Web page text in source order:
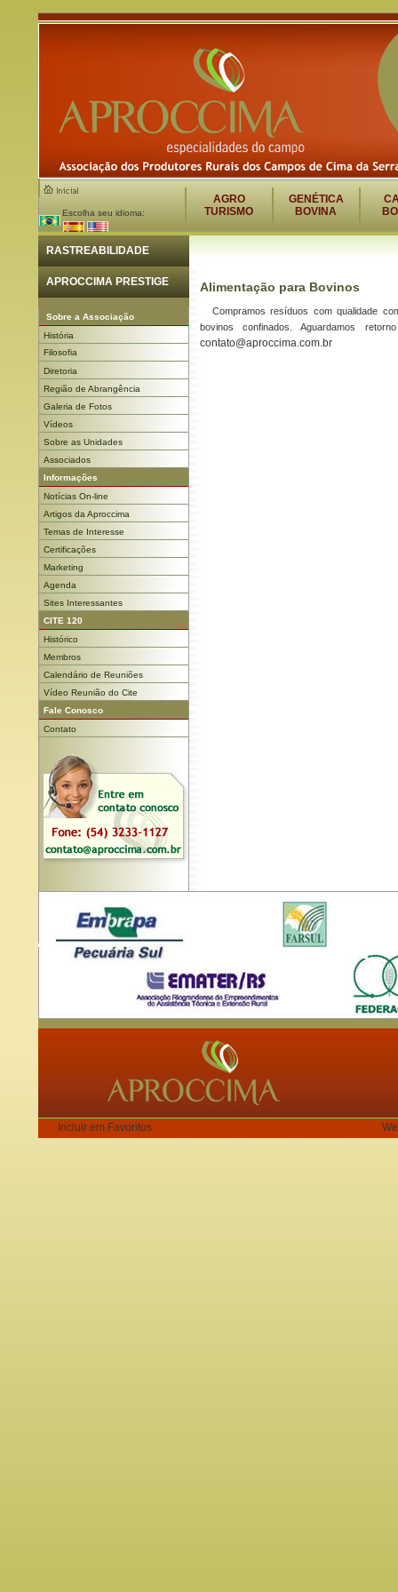
Escolha seu idioma:
AGRO
TURISMO
GENÉTICA
BOVINA
RASTREABILIDADE
APROCCIMA PRESTIGE
Sobre a Associação
História
Filosofia
Diretoria
Região de Abrangência
Galeria de Fotos
Vídeos
Sobre as Unidades
Associados
Informações
Notícias On-line
Artigos da Aproccima
Temas de Interesse
Certificações
Marketing
Agenda
Sites Interessantes
CITE 120
Histórico
Membros
Calendário de Reuniões
Vídeo Reunião do Cite
Fale Conosco
Contato
Alimentação para Bovinos
Compramos resíduos com qualidade
bovinos confinados. Aguardamos
contato@aproccima.com.br
Incluir em Favoritos